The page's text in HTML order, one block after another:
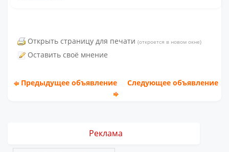
Открыть страницу для печати (откроется в новом окне)
Оставить своё мнение
Предыдущее объявление Следующее объявление
Реклама